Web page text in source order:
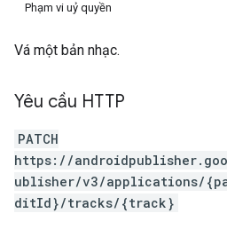
Phạm vi uỷ quyền
Vá một bản nhạc.
Yêu cầu HTTP
PATCH
https://
ublisher/v3/applications/
ditId}/tracks/{track}